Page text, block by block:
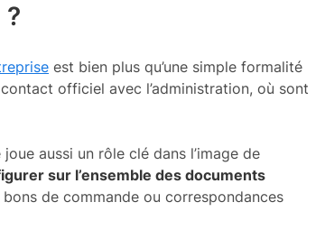
est bien plus qu’une simple formalité
officiel avec l’administration, où sont
aussi un rôle clé dans l’image de
sur l’ensemble des documents
de commande ou correspondances